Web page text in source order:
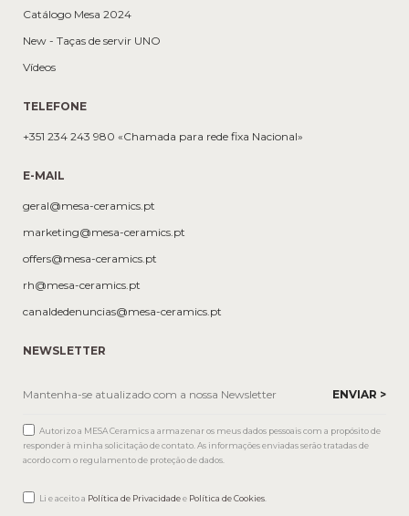
Catálogo Mesa 2024
New - Taças de servir UNO
Vídeos
TELEFONE
+351 234 243 980 «Chamada para rede fixa Nacional»
E-MAIL
geral@mesa-ceramics.pt
marketing@mesa-ceramics.pt
offers@mesa-ceramics.pt
rh@mesa-ceramics.pt
canaldedenuncias@mesa-ceramics.pt
NEWSLETTER
Autorizo a MESA Ceramics a armazenar os meus dados pessoais com a propósito de
responder à minha solicitação de contato. As informações enviadas serão tratadas de
acordo com o regulamento de proteção de dados.
Li e aceito a Política de Privacidadee Política de Cookies